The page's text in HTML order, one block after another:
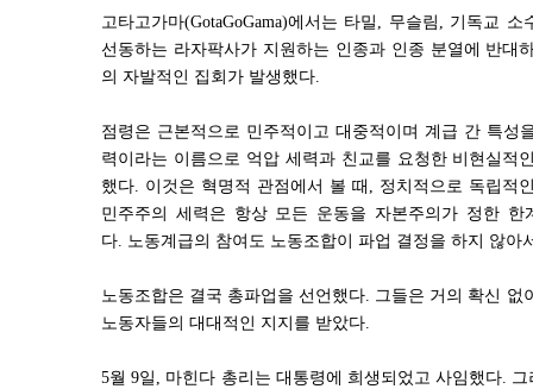
고타고가마(GotaGoGama)에서는 타밀 , 무슬림 , 기독교 소
선동하는 라자팍사가 지원하는 인종과 인종 분열에 반대
의 자발적인 집회가 발생했다.
점령은 근본적으로 민주적이고 대중적이며 계급 간 특성
력이라는 이름으로 억압 세력과 친교를 요청한 비현실적
했다. 이것은 혁명적 관점에서 볼 때 , 정치적으로 독립적
민주주의 세력은 항상 모든 운동을 자본주의가 정한
다. 노동계급의 참여도 노동조합이 파업 결정을 하지 않아
노동조합은 결국 총파업을 선언했다. 그들은 거의 확신 없
노동자들의 대대적인 지지를 받았다.
5월9일 , 마힌다 총리는 대통령에 희생되었고 사임했다. 그